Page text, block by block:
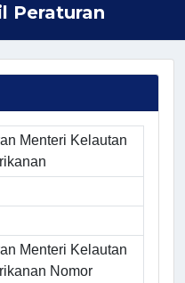
Peraturan
Menteri Kelautan
Menteri Kelautan
Nomor